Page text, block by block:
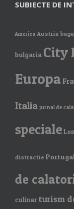
SUBIECTE DE
America Austria
bulgaria City
Europa
Italia jurnal de
speciale
distractie
de
culinar turism